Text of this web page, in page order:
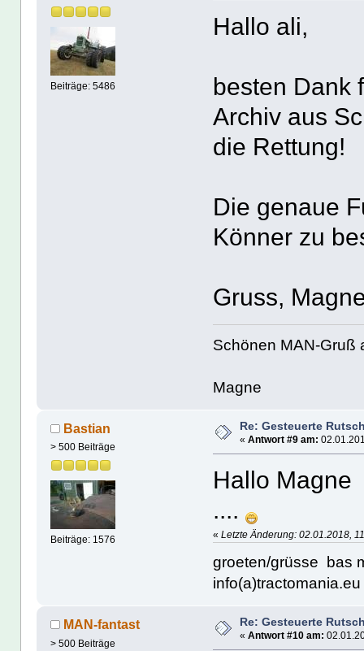
Beiträge: 5486
Hallo ali,
besten Dank
Archiv aus
die Rettung!
Die genaue
Könner zu
Gruss,
Schönen MAN-Gruß
Magne
Bastian
> 500 Beiträge
Beiträge: 1576
Re: Gesteuerte
« Antwort #9 am:
Hallo Magne
....
«Letzte Änderung: 02.01.2018,
groeten/grüsse bas
info(a)tractomania.eu
MAN-fantast
> 500 Beiträge
Re: Gesteuerte
« Antwort #10 am: